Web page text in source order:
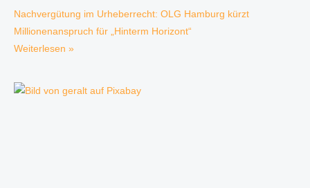
Nachvergütung im Urheberrecht: OLG Hamburg kürzt
Millionenanspruch für „Hinterm Horizont“
Weiterlesen »